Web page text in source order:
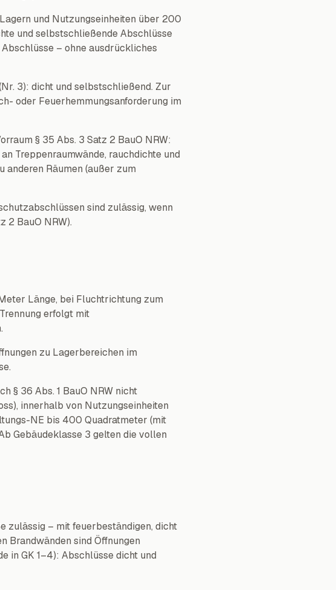
und Nutzungseinheiten über 200
und selbstschließende Abschlüsse
– ohne ausdrückliches
3): dicht und selbstschließend. Zur
oder Feuerhemmungsanforderung im
§ 35 Abs. 3 Satz 2 BauO NRW:
Treppenraumwände, rauchdichte und
anderen Räumen (außer zum
sind zulässig, wenn
2 BauO NRW).
Länge, bei Fluchtrichtung zum
erfolgt mit
zu Lagerbereichen im
§ 36 Abs. 1 BauO NRW nicht
innerhalb von Nutzungseinheiten
NE bis 400 Quadratmeter (mit
Gebäudeklasse 3 gelten die vollen
zulässig – mit feuerbeständigen, dicht
Brandwänden sind Öffnungen
in GK 1–4): Abschlüsse dicht und